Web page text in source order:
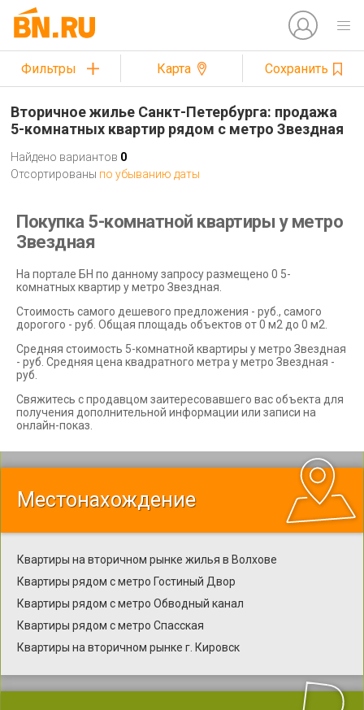
Фильтры Карта Сохранить
Вторичное жилье Санкт-Петербурга: продажа
5-комнатных квартир рядом с метро Звездная
Найдено вариантов 0
Отсортированы по убыванию даты
Покупка 5-комнатной квартиры у метро
Звездная
На портале БН по данному запросу размещено 0 5-
комнатных квартир у метро Звездная.
Стоимость самого дешевого предложения - руб., самого
дорогого - руб. Общая площадь объектов от 0 м2 до 0 м2.
Средняя стоимость 5-комнатной квартиры у метро Звездная
- руб. Средняя цена квадратного метра у метро Звездная -
руб.
Свяжитесь с продавцом заитересовавшего вас объекта для
получения дополнительной информации или записи на
онлайн-показ.
Местонахождение
Квартиры на вторичном рынке жилья в Волхове
Квартиры рядом с метро Гостиный Двор
Квартиры рядом с метро Обводный канал
Квартиры рядом с метро Спасская
Квартиры на вторичном рынке г. Кировск